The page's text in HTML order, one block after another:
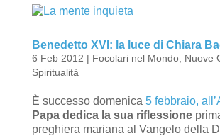
Benedetto XVI: la luce di Chiara
6 Feb 2012 | Focolari nel Mondo, Nuove
Spiritualità
È successo domenica 5 febbraio,
Papa dedica la sua riflessione
preghiera mariana al Vangelo della